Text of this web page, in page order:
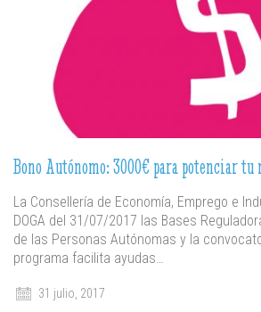
Bono Autónomo: 3000€ para potenciar tu
La Consellería de Economía, Emprego e
DOGA del 31/07/2017 las Bases
de las Personas Autónomas y la
programa facilita ayudas…
31 julio, 2017